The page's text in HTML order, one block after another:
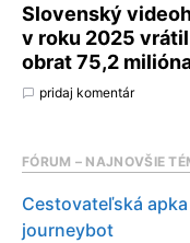
Slovenský
v roku 2025
obrat 75,2
pridaj komentár
FÓRUM – NAJNOVŠIE
Cestovateľská
journeybot